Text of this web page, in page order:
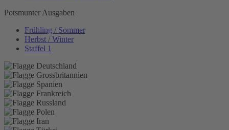
Potsmunter Ausgaben
Frühling / Sommer
Herbst / Winter
Staffel 1